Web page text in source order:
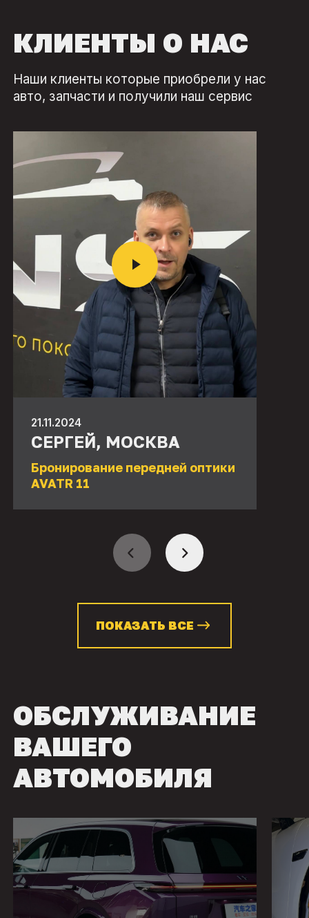
КЛИЕНТЫ О НАС
Наши клиенты которые приобрели у нас
авто, запчасти и получили наш сервис
21.11.2024
СЕРГЕЙ, МОСКВА
Бронирование передней оптики
AVATR 11
ПОКАЗАТЬ ВСЕ
ОБСЛУЖИВАНИЕ
ВАШЕГО
АВТОМОБИЛЯ